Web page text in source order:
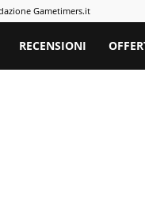
Gametimers.it
RECENSIONI